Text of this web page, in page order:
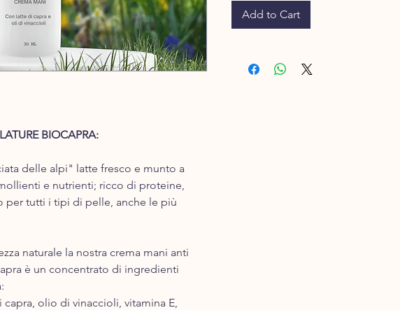
BIOCAPRA:
delle alpi" ​latte fresco e ​munto a
e nutrienti; ricco di proteine,
per tutti i tipi di pelle, anche le più
naturale la nostra crema mani anti
è un concentrato di ingredienti
olio di vinaccioli, vitamina E,
Add to Cart